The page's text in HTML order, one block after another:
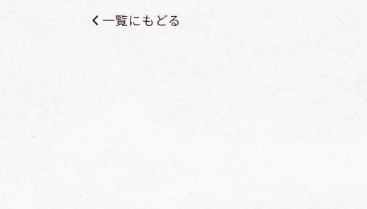
一覧にもどる